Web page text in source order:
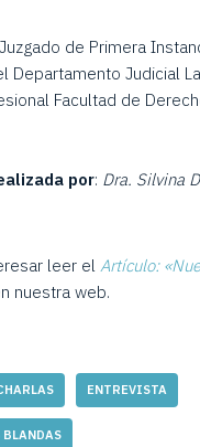
de Primera
Departamento Judicial
Facultad de
por: Dra. Silvina
leer elArtículo:
nuestra web.
ENTREVISTA